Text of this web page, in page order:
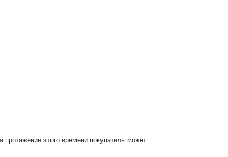
протяжении этого времени покупатель может